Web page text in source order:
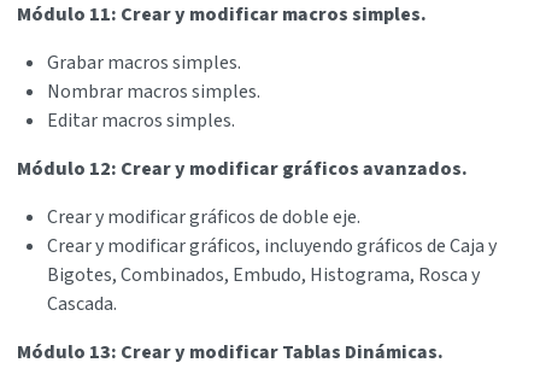
Módulo 11: Crear y modificar macros simples.
Grabar macros simples.
Nombrar macros simples.
Editar macros simples.
Módulo 12: Crear y modificar gráficos avanzados.
Crear y modificar gráficos de doble eje.
Crear y modificar gráficos, incluyendo gráficos de Caja y
Bigotes, Combinados, Embudo, Histograma, Rosca y
Cascada.
Módulo 13: Crear y modificar Tablas Dinámicas.